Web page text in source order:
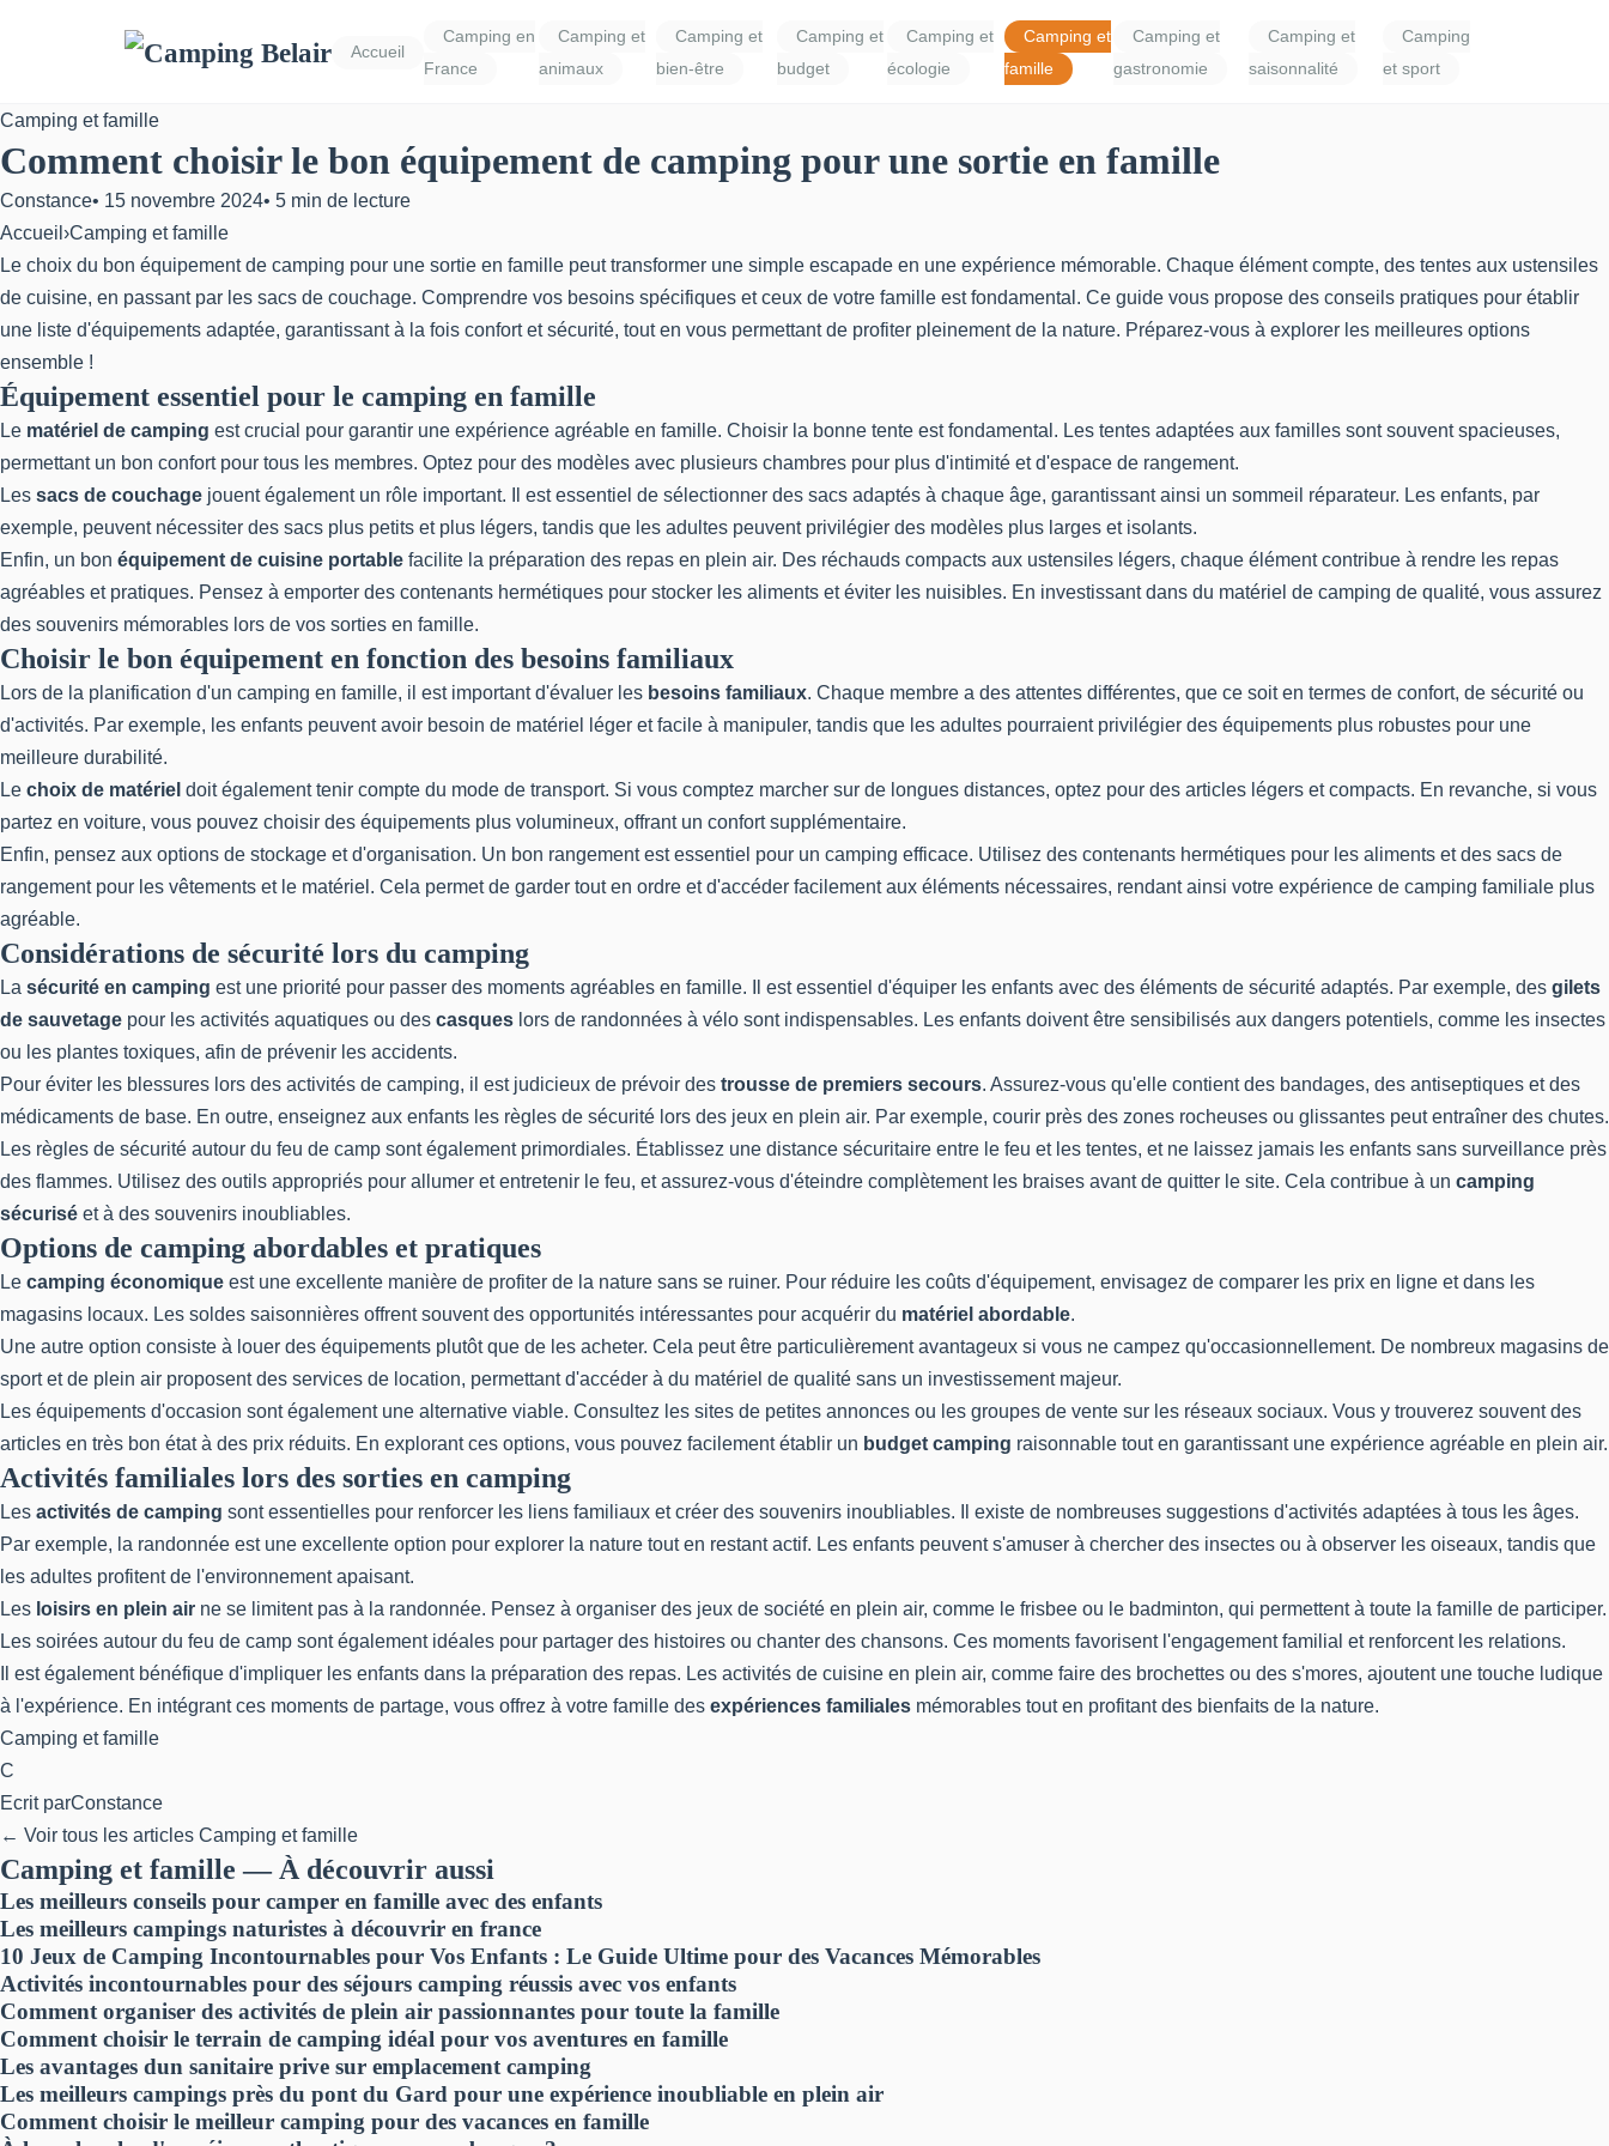
Accueil
Camping en
France
Camping et
animaux
Camping et
bien-être
Camping et
budget
Camping et
écologie
Camping et
famille
Camping et
gastronomie
Camping et
saisonnalité
Camping
et sport
Camping et famille
Comment choisir le bon équipement de camping pour une sortie en famille
Constance• 15 novembre 2024• 5 min de lecture
Accueil ›Camping et famille
Le choix du bon équipement de camping pour une sortie en famille peut transformer une simple escapade en une expérience mémorable. Chaque élément compte, des tentes aux ustensiles
de cuisine, en passant par les sacs de couchage. Comprendre vos besoins spécifiques et ceux de votre famille est fondamental. Ce guide vous propose des conseils pratiques pour établir
une liste d'équipements adaptée, garantissant à la fois confort et sécurité, tout en vous permettant de profiter pleinement de la nature. Préparez-vous à explorer les meilleures options
ensemble !
Équipement essentiel pour le camping en famille
Le matériel de camping est crucial pour garantir une expérience agréable en famille. Choisir la bonne tente est fondamental. Les tentes adaptées aux familles sont souvent spacieuses,
permettant un bon confort pour tous les membres. Optez pour des modèles avec plusieurs chambres pour plus d'intimité et d'espace de rangement.
Les sacs de couchage jouent également un rôle important. Il est essentiel de sélectionner des sacs adaptés à chaque âge, garantissant ainsi un sommeil réparateur. Les enfants, par
exemple, peuvent nécessiter des sacs plus petits et plus légers, tandis que les adultes peuvent privilégier des modèles plus larges et isolants.
Enfin, un bon équipement de cuisine portable facilite la préparation des repas en plein air. Des réchauds compacts aux ustensiles légers, chaque élément contribue à rendre les repas
agréables et pratiques. Pensez à emporter des contenants hermétiques pour stocker les aliments et éviter les nuisibles. En investissant dans du matériel de camping de qualité, vous assurez
des souvenirs mémorables lors de vos sorties en famille.
Choisir le bon équipement en fonction des besoins familiaux
Lors de la planification d'un camping en famille, il est important d'évaluer les besoins familiaux. Chaque membre a des attentes différentes, que ce soit en termes de confort, de sécurité ou
d'activités. Par exemple, les enfants peuvent avoir besoin de matériel léger et facile à manipuler, tandis que les adultes pourraient privilégier des équipements plus robustes pour une
meilleure durabilité.
Le choix de matériel doit également tenir compte du mode de transport. Si vous comptez marcher sur de longues distances, optez pour des articles légers et compacts. En revanche, si vous
partez en voiture, vous pouvez choisir des équipements plus volumineux, offrant un confort supplémentaire.
Enfin, pensez aux options de stockage et d'organisation. Un bon rangement est essentiel pour un camping efficace. Utilisez des contenants hermétiques pour les aliments et des sacs de
rangement pour les vêtements et le matériel. Cela permet de garder tout en ordre et d'accéder facilement aux éléments nécessaires, rendant ainsi votre expérience de camping familiale plus
agréable.
Considérations de sécurité lors du camping
La sécurité en camping est une priorité pour passer des moments agréables en famille. Il est essentiel d'équiper les enfants avec des éléments de sécurité adaptés. Par exemple, des gilets
de sauvetage pour les activités aquatiques ou des casques lors de randonnées à vélo sont indispensables. Les enfants doivent être sensibilisés aux dangers potentiels, comme les insectes
ou les plantes toxiques, afin de prévenir les accidents.
Pour éviter les blessures lors des activités de camping, il est judicieux de prévoir des trousse de premiers secours. Assurez-vous qu'elle contient des bandages, des antiseptiques et des
médicaments de base. En outre, enseignez aux enfants les règles de sécurité lors des jeux en plein air. Par exemple, courir près des zones rocheuses ou glissantes peut entraîner des chutes.
Les règles de sécurité autour du feu de camp sont également primordiales. Établissez une distance sécuritaire entre le feu et les tentes, et ne laissez jamais les enfants sans surveillance près
des flammes. Utilisez des outils appropriés pour allumer et entretenir le feu, et assurez-vous d'éteindre complètement les braises avant de quitter le site. Cela contribue à un camping
sécurisé et à des souvenirs inoubliables.
Options de camping abordables et pratiques
Le camping économique est une excellente manière de profiter de la nature sans se ruiner. Pour réduire les coûts d'équipement, envisagez de comparer les prix en ligne et dans les
magasins locaux. Les soldes saisonnières offrent souvent des opportunités intéressantes pour acquérir du matériel abordable.
Une autre option consiste à louer des équipements plutôt que de les acheter. Cela peut être particulièrement avantageux si vous ne campez qu'occasionnellement. De nombreux magasins de
sport et de plein air proposent des services de location, permettant d'accéder à du matériel de qualité sans un investissement majeur.
Les équipements d'occasion sont également une alternative viable. Consultez les sites de petites annonces ou les groupes de vente sur les réseaux sociaux. Vous y trouverez souvent des
articles en très bon état à des prix réduits. En explorant ces options, vous pouvez facilement établir un budget camping raisonnable tout en garantissant une expérience agréable en plein air.
Activités familiales lors des sorties en camping
Les activités de camping sont essentielles pour renforcer les liens familiaux et créer des souvenirs inoubliables. Il existe de nombreuses suggestions d'activités adaptées à tous les âges.
Par exemple, la randonnée est une excellente option pour explorer la nature tout en restant actif. Les enfants peuvent s'amuser à chercher des insectes ou à observer les oiseaux, tandis que
les adultes profitent de l'environnement apaisant.
Les loisirs en plein air ne se limitent pas à la randonnée. Pensez à organiser des jeux de société en plein air, comme le frisbee ou le badminton, qui permettent à toute la famille de participer.
Les soirées autour du feu de camp sont également idéales pour partager des histoires ou chanter des chansons. Ces moments favorisent l'engagement familial et renforcent les relations.
Il est également bénéfique d'impliquer les enfants dans la préparation des repas. Les activités de cuisine en plein air, comme faire des brochettes ou des s'mores, ajoutent une touche ludique
à l'expérience. En intégrant ces moments de partage, vous offrez à votre famille des expériences familiales mémorables tout en profitant des bienfaits de la nature.
Camping et famille
C
Ecrit parConstance
← Voir tous les articles Camping et famille
Camping et famille — À découvrir aussi
Les meilleurs conseils pour camper en famille avec des enfants
Les meilleurs campings naturistes à découvrir en france
10 Jeux de Camping Incontournables pour Vos Enfants : Le Guide Ultime pour des Vacances Mémorables
Activités incontournables pour des séjours camping réussis avec vos enfants
Comment organiser des activités de plein air passionnantes pour toute la famille
Comment choisir le terrain de camping idéal pour vos aventures en famille
Les avantages dun sanitaire prive sur emplacement camping
Les meilleurs campings près du pont du Gard pour une expérience inoubliable en plein air
Comment choisir le meilleur camping pour des vacances en famille